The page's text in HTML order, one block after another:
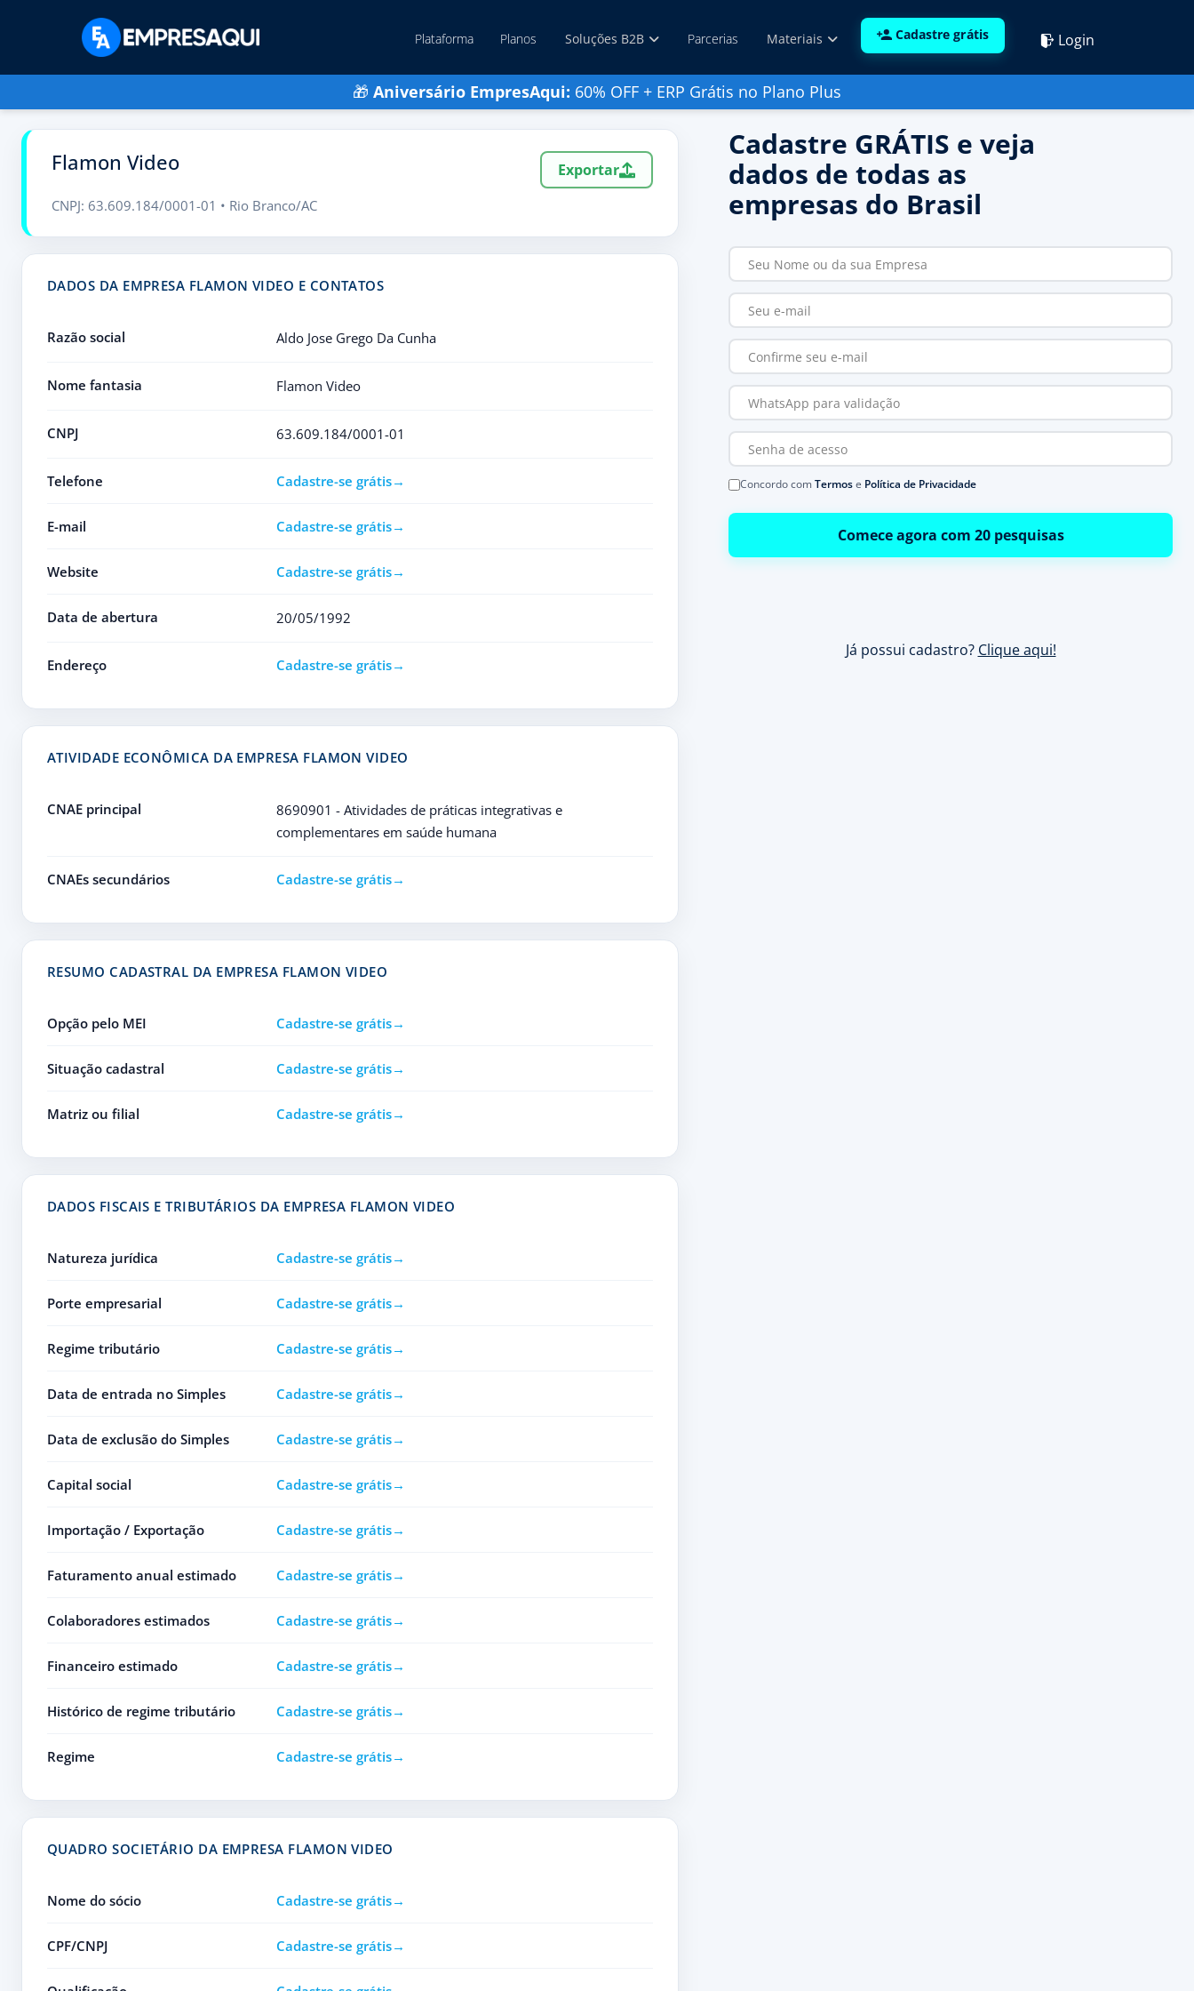
Plataforma Planos Soluções B2B Parcerias Materiais Cadastre grátis Login
🎁 Aniversário EmpresAqui: 60% OFF + ERP Grátis no Plano Plus
Flamon Video Exportar
CNPJ: 63.609.184/0001-01 • Rio Branco/AC
DADOS DA EMPRESA FLAMON VIDEO E CONTATOS
Razão social Aldo Jose Grego Da Cunha
Nome fantasia Flamon Video
CNPJ 63.609.184/0001-01
Telefone Cadastre-se grátis
E-mail Cadastre-se grátis
Website Cadastre-se grátis
Data de abertura 20/05/1992
Endereço Cadastre-se grátis
ATIVIDADE ECONÔMICA DA EMPRESA FLAMON VIDEO
CNAE principal
8690901 - Atividades de práticas integrativas e
complementares em saúde humana
CNAEs secundários Cadastre-se grátis
RESUMO CADASTRAL DA EMPRESA FLAMON VIDEO
Opção pelo MEI Cadastre-se grátis
Situação cadastral Cadastre-se grátis
Matriz ou filial Cadastre-se grátis
DADOS FISCAIS E TRIBUTÁRIOS DA EMPRESA FLAMON VIDEO
Natureza jurídica Cadastre-se grátis
Porte empresarial Cadastre-se grátis
Regime tributário Cadastre-se grátis
Data de entrada no Simples Cadastre-se grátis
Data de exclusão do Simples Cadastre-se grátis
Capital social Cadastre-se grátis
Importação / Exportação Cadastre-se grátis
Faturamento anual estimado Cadastre-se grátis
Colaboradores estimados Cadastre-se grátis
Financeiro estimado Cadastre-se grátis
Histórico de regime tributário Cadastre-se grátis
Regime Cadastre-se grátis
QUADRO SOCIETÁRIO DA EMPRESA FLAMON VIDEO
Nome do sócio Cadastre-se grátis
CPF/CNPJ Cadastre-se grátis
Cadastre GRÁTIS e veja
dados de todas as
empresas do Brasil
Concordo comTermose Política de Privacidade
Comece agora com 20 pesquisas
Já possui cadastro? Clique aqui!